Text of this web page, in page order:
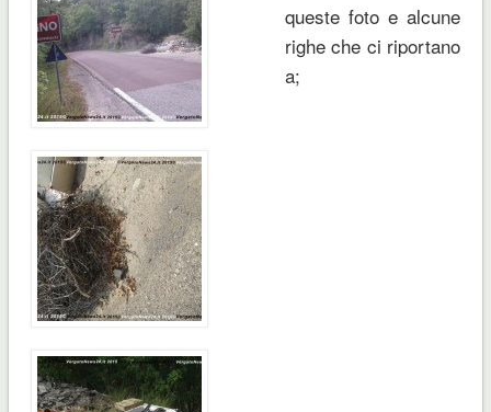
queste foto e alcune
righe che ci riportano
a;